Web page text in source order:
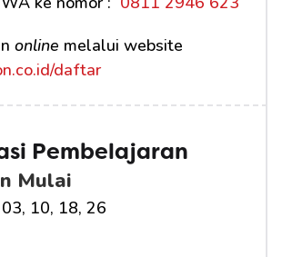
online
daftar
Pembelajaran
Mulai
10, 18, 26